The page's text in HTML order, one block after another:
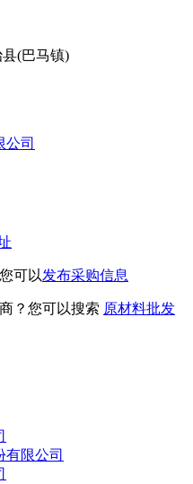
(巴马镇)
公司
可以发布采购信息
？您可以搜索 原材料批发
有限公司